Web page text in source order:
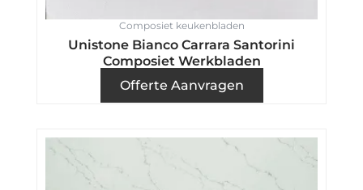
Composiet keukenbladen
Unistone Bianco Carrara Santorini
Composiet Werkbladen
Offerte Aanvragen